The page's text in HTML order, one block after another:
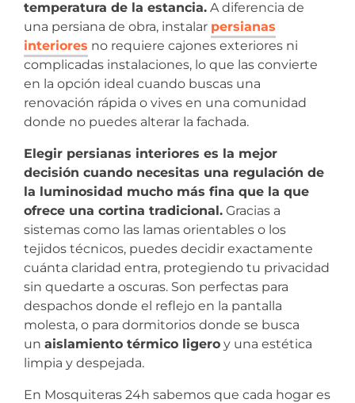
temperatura de la estancia. A diferencia de
una persiana de obra, instalar persianas
interiores no requiere cajones exteriores ni
complicadas instalaciones, lo que las convierte
en la opción ideal cuando buscas una
renovación rápida o vives en una comunidad
donde no puedes alterar la fachada.
Elegir persianas interiores es la mejor
decisión cuando necesitas una regulación de
la luminosidad mucho más fina que la que
ofrece una cortina tradicional. Gracias a
sistemas como las lamas orientables o los
tejidos técnicos, puedes decidir exactamente
cuánta claridad entra, protegiendo tu privacidad
sin quedarte a oscuras. Son perfectas para
despachos donde el reflejo en la pantalla
molesta, o para dormitorios donde se busca
un aislamiento térmico ligero y una estética
limpia y despejada.
En Mosquiteras 24h sabemos que cada hogar es